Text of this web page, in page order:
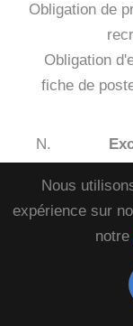
Nous
expérience sur
notre
Obligation de
Obligation
fiche de
Dans
sociétés
de tout
la base